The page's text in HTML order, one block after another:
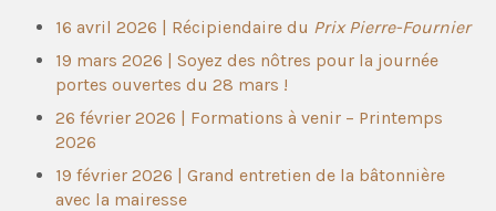
16 avril 2026 | Récipiendaire du Prix Pierre-Fournier
19 mars 2026 | Soyez des nôtres pour la journée
portes ouvertes du 28 mars !
26 février 2026 | Formations à venir – Printemps
2026
19 février 2026 | Grand entretien de la bâtonnière
avec la mairesse